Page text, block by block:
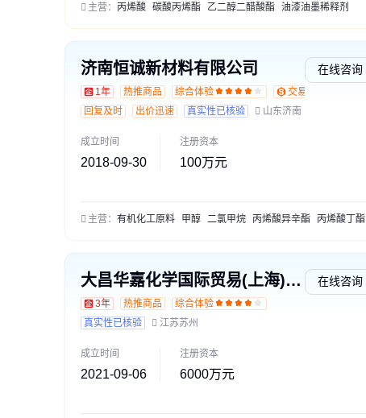
主营： 丙烯酸 碳酸丙烯酯 乙二醇二醋酸酯 油漆油墨稀释剂
济南恒诚新材料有限公司
1年 热推商品 综合体验 交易勋章L1
在线咨询
回复及时 出价迅速 真实性已核验 山东济南
成立时间
2018-09-30
注册资本
100万元
主营： 有机化工原料 甲醇 二氯甲烷 丙烯酸异辛酯 丙烯酸丁酯
大昌华嘉化学国际贸易(上海)有限公司
3年 热推商品 综合体验
在线咨询
真实性已核验 江苏苏州
成立时间
2021-09-06
注册资本
6000万元